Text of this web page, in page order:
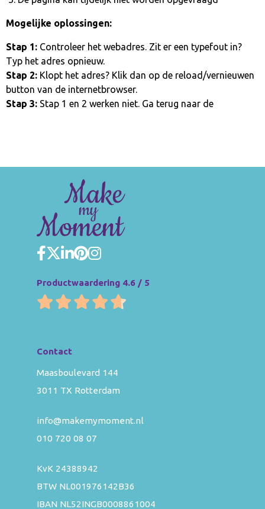
Mogelijke oplossingen:
Stap 1: Controleer het webadres. Zit er een typefout in?
Typ het adres opnieuw.
Stap 2: Klopt het adres? Klik dan op de reload/vernieuwen
button van de internetbrowser.
Stap 3: Stap 1 en 2 werken niet. Ga terug naar de
Productwaardering 4.6 / 5
Contact
Maasboulevard 144
3011 TX Rotterdam
info@makemymoment.nl
010 720 08 07
KvK 24388942
BTW NL001976142B36
IBAN NL52INGB0008861004